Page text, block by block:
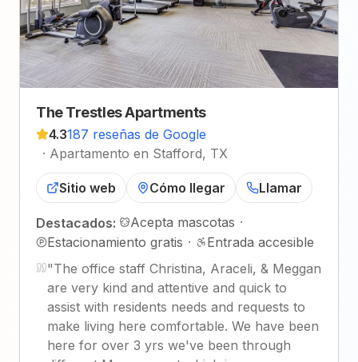
The Trestles Apartments
4.3187 reseñas de Google
· Apartamento en Stafford, TX
Sitio web Cómo llegar Llamar
Destacados: Acepta mascotas ·
Estacionamiento gratis ·
Entrada accesible
"The office staff Christina, Araceli, & Meggan
are very kind and attentive and quick to
assist with residents needs and requests to
make living here comfortable. We have been
here for over 3 yrs we've been through